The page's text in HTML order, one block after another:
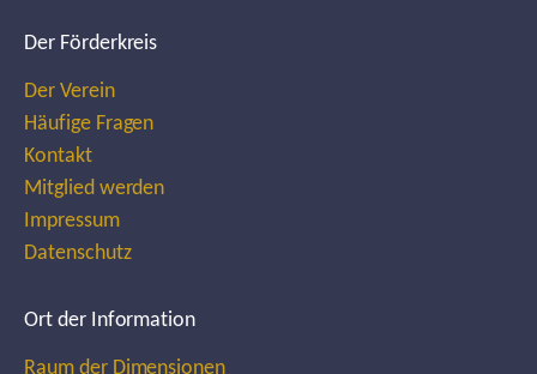
Der Förderkreis
Der Verein
Häufige Fragen
Kontakt
Mitglied werden
Impressum
Datenschutz
Ort der Information
Raum der Dimensionen